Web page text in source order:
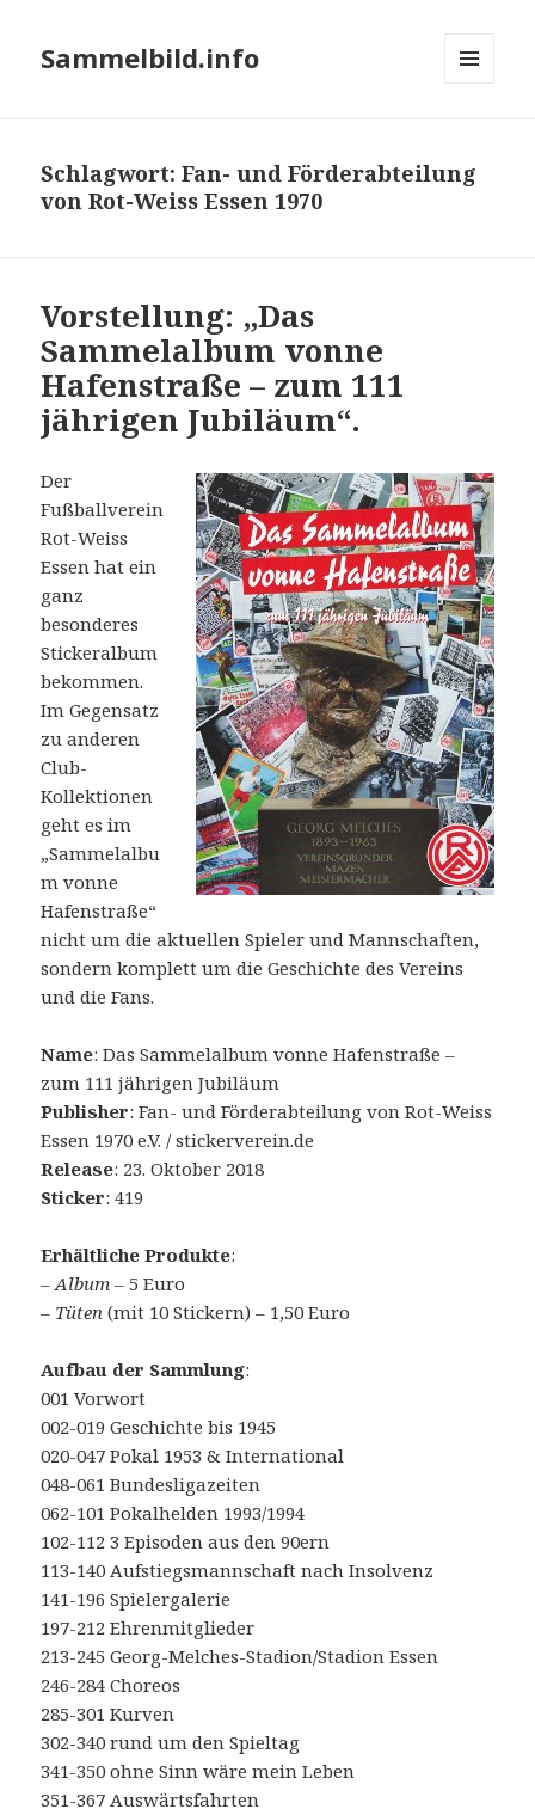
Sammelbild.info
Schlagwort:Fan- und Förderabteilung
von Rot-Weiss Essen 1970
Vorstellung: „Das
Sammelalbum vonne
Hafenstraße – zum 111
jährigen Jubiläum“.
Der
Fußballverein
Rot-Weiss
Essen hat ein
ganz
besonderes
Stickeralbum
bekommen.
Im Gegensatz
zu anderen
Club-
Kollektionen
geht es im
„Sammelalbu
m vonne
Hafenstraße“
nicht um die aktuellen Spieler und Mannschaften,
sondern komplett um die Geschichte des Vereins
und die Fans.
Name: Das Sammelalbum vonne Hafenstraße –
zum 111 jährigen Jubiläum
Publisher: Fan- und Förderabteilung von Rot-Weiss
Essen 1970 e.V. / stickerverein.de
Release: 23. Oktober 2018
Sticker: 419
Erhältliche Produkte:
–Album – 5 Euro
– Tüten (mit 10 Stickern) – 1,50 Euro
Aufbau der Sammlung:
001 Vorwort
002-019 Geschichte bis 1945
020-047 Pokal 1953 & International
048-061 Bundesligazeiten
062-101 Pokalhelden 1993/1994
102-112 3 Episoden aus den 90ern
113-140 Aufstiegsmannschaft nach Insolvenz
141-196 Spielergalerie
197-212 Ehrenmitglieder
213-245 Georg-Melches-Stadion/Stadion Essen
246-284 Choreos
285-301 Kurven
302-340 rund um den Spieltag
341-350 ohne Sinn wäre mein Leben
351-367 Auswärtsfahrten